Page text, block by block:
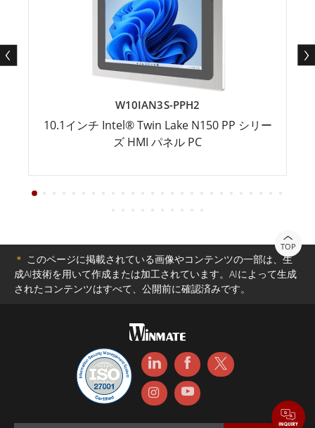
W10IAN3S-PPH2
10.1インチ Intel® Twin Lake N150 PP シリー
ズ HMI パネル PC
TOP
＊ このページに掲載されている画像やコンテンツの一部は、生
成AI技術を用いて作成または加工されています。AIによって生成
されたコンテンツはすべて、公開前に確認済みです。